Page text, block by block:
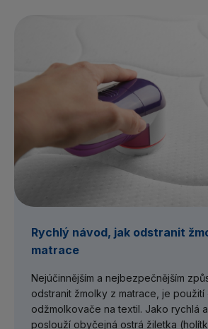
Rychlý návod, jak odstranit
matrace
Nejúčinnějším a nejbezpečnějším
odstranit žmolky z matrace, je
odžmolkovače na textil. Jako rychlá
poslouží obyčejná ostrá žiletka